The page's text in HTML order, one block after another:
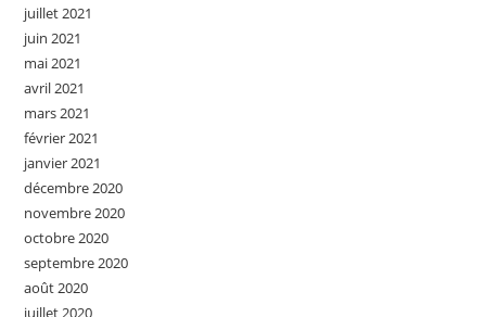
juillet 2021
juin 2021
mai 2021
avril 2021
mars 2021
février 2021
janvier 2021
décembre 2020
novembre 2020
octobre 2020
septembre 2020
août 2020
juillet 2020